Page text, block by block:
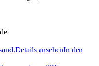
Details ansehenIn den